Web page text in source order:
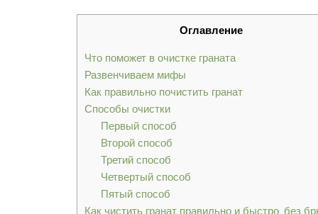
Оглавление
Что поможет в очистке граната
Развенчиваем мифы
Как правильно почистить гранат
Способы очистки
Первый способ
Второй способ
Третий способ
Четвертый способ
Пятый способ
Как чистить гранат правильно и быстро, без